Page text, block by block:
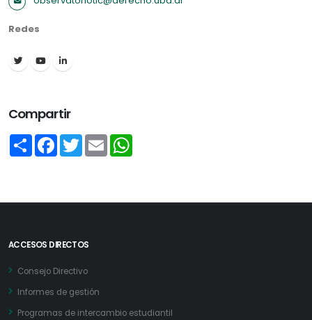
Redes
Compartir
Share Facebook
TwitterEmail
ACCESOS DIRECTOS
Consejo Directivo
Informes de gestión
Programas de intercambio estudiantil